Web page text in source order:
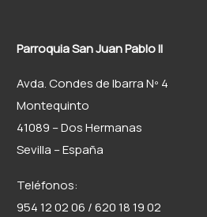
Parroquia San Juan Pablo II
Avda. Condes de Ibarra Nº 4
Montequinto
41089 – Dos Hermanas
Sevilla – España
Teléfonos:
954 12 02 06 / 620 18 19 02